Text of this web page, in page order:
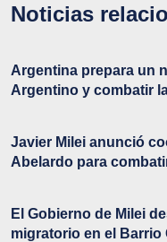
Noticias
Argentina prepara un
Argentino y combatir
Javier Milei anunció
Abelardo para
El Gobierno de Milei
migratorio en el Barrio